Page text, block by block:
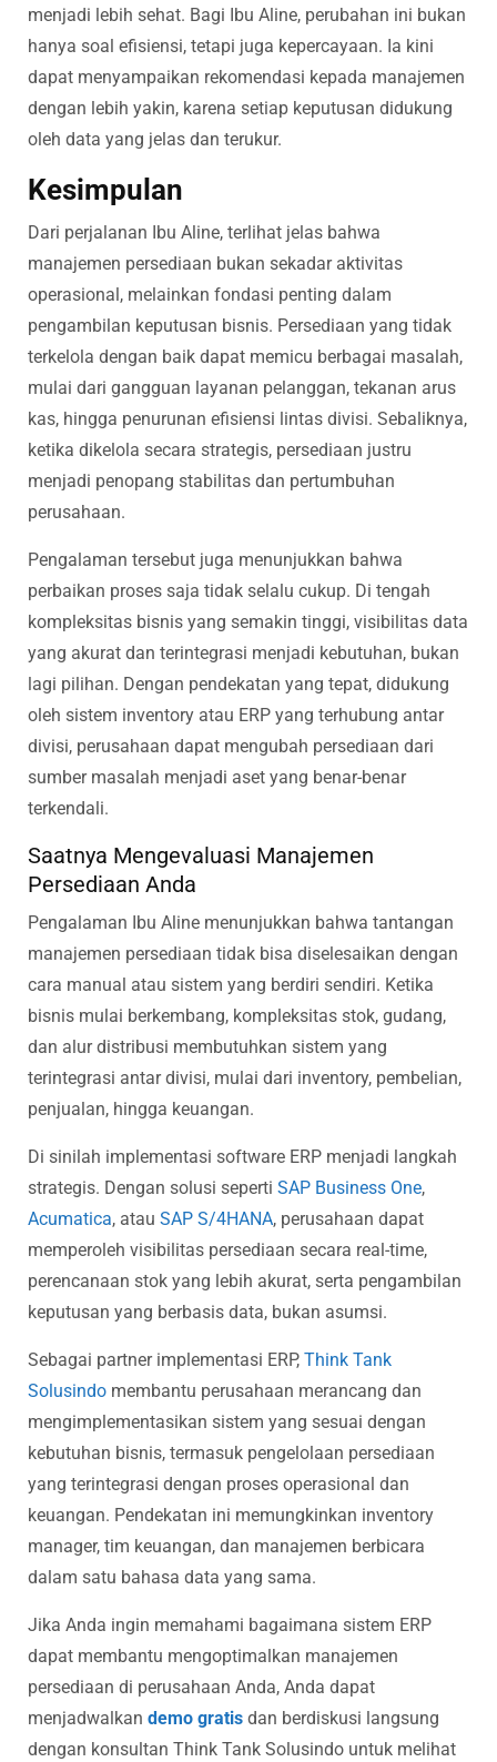
menjadi lebih sehat. Bagi Ibu Aline, perubahan ini bukan
hanya soal efisiensi, tetapi juga kepercayaan. Ia kini
dapat menyampaikan rekomendasi kepada manajemen
dengan lebih yakin, karena setiap keputusan didukung
oleh data yang jelas dan terukur.
Kesimpulan
Dari perjalanan Ibu Aline, terlihat jelas bahwa
manajemen persediaan bukan sekadar aktivitas
operasional, melainkan fondasi penting dalam
pengambilan keputusan bisnis. Persediaan yang tidak
terkelola dengan baik dapat memicu berbagai masalah,
mulai dari gangguan layanan pelanggan, tekanan arus
kas, hingga penurunan efisiensi lintas divisi. Sebaliknya,
ketika dikelola secara strategis, persediaan justru
menjadi penopang stabilitas dan pertumbuhan
perusahaan.
Pengalaman tersebut juga menunjukkan bahwa
perbaikan proses saja tidak selalu cukup. Di tengah
kompleksitas bisnis yang semakin tinggi, visibilitas data
yang akurat dan terintegrasi menjadi kebutuhan, bukan
lagi pilihan. Dengan pendekatan yang tepat, didukung
oleh sistem inventory atau ERP yang terhubung antar
divisi, perusahaan dapat mengubah persediaan dari
sumber masalah menjadi aset yang benar-benar
terkendali.
Saatnya Mengevaluasi Manajemen
Persediaan Anda
Pengalaman Ibu Aline menunjukkan bahwa tantangan
manajemen persediaan tidak bisa diselesaikan dengan
cara manual atau sistem yang berdiri sendiri. Ketika
bisnis mulai berkembang, kompleksitas stok, gudang,
dan alur distribusi membutuhkan sistem yang
terintegrasi antar divisi, mulai dari inventory, pembelian,
penjualan, hingga keuangan.
Di sinilah implementasi software ERP menjadi langkah
strategis. Dengan solusi seperti SAP Business One,
Acumatica, atau SAP S/4HANA, perusahaan dapat
memperoleh visibilitas persediaan secara real-time,
perencanaan stok yang lebih akurat, serta pengambilan
keputusan yang berbasis data, bukan asumsi.
Sebagai partner implementasi ERP, Think Tank
Solusindo membantu perusahaan merancang dan
mengimplementasikan sistem yang sesuai dengan
kebutuhan bisnis, termasuk pengelolaan persediaan
yang terintegrasi dengan proses operasional dan
keuangan. Pendekatan ini memungkinkan inventory
manager, tim keuangan, dan manajemen berbicara
dalam satu bahasa data yang sama.
Jika Anda ingin memahami bagaimana sistem ERP
dapat membantu mengoptimalkan manajemen
persediaan di perusahaan Anda, Anda dapat
menjadwalkan demo gratis dan berdiskusi langsung
dengan konsultan Think Tank Solusindo untuk melihat